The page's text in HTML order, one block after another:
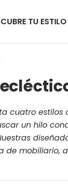
TU ESTILO
cuatro
un hilo
mobiliario,